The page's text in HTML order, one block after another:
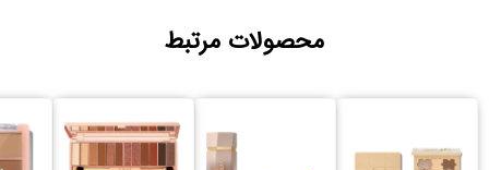
محصولات مرتبط